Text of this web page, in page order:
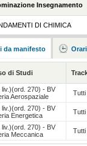
Insegnamento
DI CHIMICA
da manifesto
di Studi
liv.)(ord. 270) - BV
Aerospaziale
Tutti
liv.)(ord. 270) - BV
Energetica
Tutti
liv.)(ord. 270) - BV
Meccanica
Tutti